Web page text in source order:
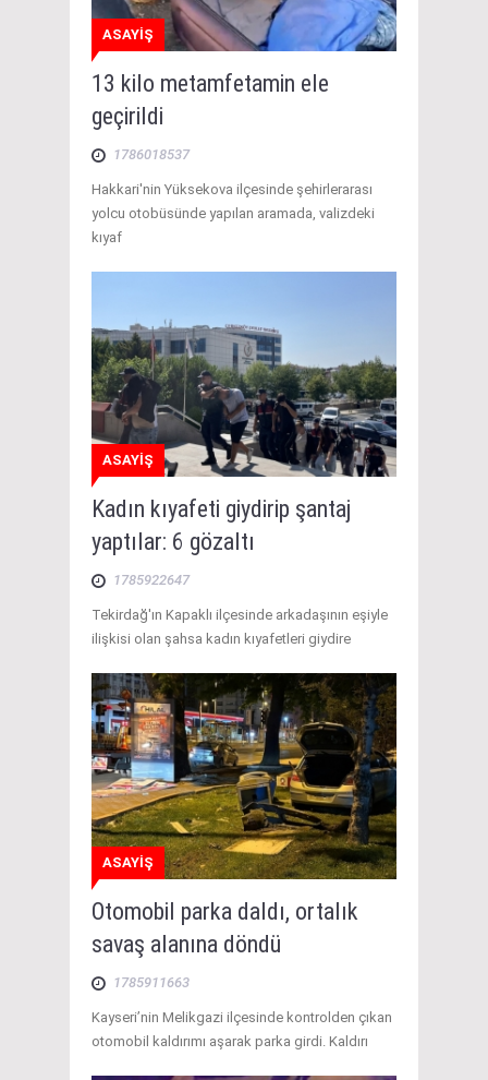
ASAYİŞ
13 kilo metamfetamin ele
geçirildi
1786018537
Hakkari'nin Yüksekova ilçesinde şehirlerarası
yolcu otobüsünde yapılan aramada, valizdeki
kıyaf
ASAYİŞ
Kadın kıyafeti giydirip şantaj
yaptılar: 6 gözaltı
1785922647
Tekirdağ'ın Kapaklı ilçesinde arkadaşının eşiyle
ilişkisi olan şahsa kadın kıyafetleri giydire
ASAYİŞ
Otomobil parka daldı, ortalık
savaş alanına döndü
1785911663
Kayseri’nin Melikgazi ilçesinde kontrolden çıkan
otomobil kaldırımı aşarak parka girdi. Kaldırı